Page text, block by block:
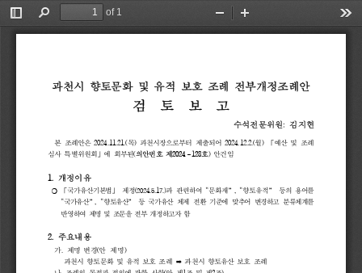
Toggle
Sidebar
Find
of 1
Zoom
Out
In
과천시 향토문화 및 유적 보호 조례 전부개정조례안
검 토 보 고
수석전문위원: 김지현
본 조례안은 2024.11.21.(목) 과천시장으로부터 제출되어 2024.12.2.(월) 「예산 및 조례
심사 특별위원회 」에 회부된(의안번호 제2024 – 128호) 안건임
1. 개정이유
❍ 「국가유산기본법 」 제정(2024.5.17.)과 관련하여 "문화재 ”, "향토유적” 등의 용어를
"국가유산”, "향토유산” 등 국가유산 체제 전환 기준에 맞추어 변경하고 분류체계를
반영하여 제명 및 조문을 전부 개정하고자 함
2. 주요내용
가 제명 변경(안 제명)
과천시 향토문화 및 유적 보호 조례 ➡ 과천시 향토유산 보호 조례